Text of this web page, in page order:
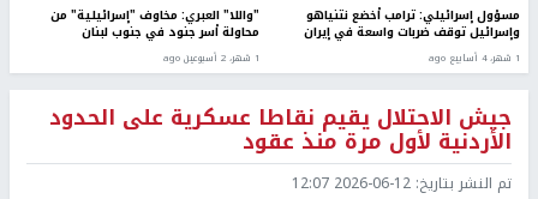
مسؤول إسرائيلي: ترامب أخضع نتنياهو
وإسرائيل توقف ضربات واسعة في إيران
1 شهر، 4 أسابيع ago
"واللا" العبري: مخاوف "إسرائيلية" من
محاولة أسر جنود في جنوب لبنان
1 شهر، 2 أسبوعين ago
جيش الاحتلال يقيم نقاطا عسكرية على الحدود
الأردنية لأول مرة منذ عقود
تم النشر بتاريخ: 2026-06-12 12:07